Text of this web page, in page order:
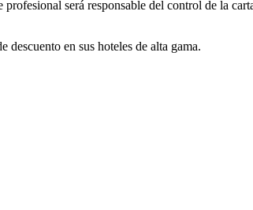
será responsable del control de la
en sus hoteles de alta gama.